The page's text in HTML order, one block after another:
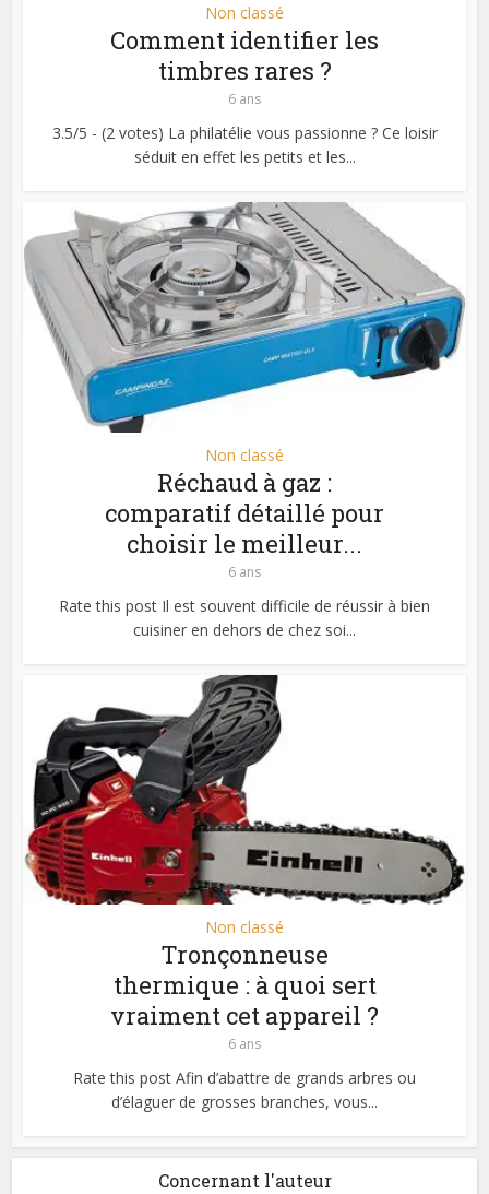
Non classé
Comment identifier les
timbres rares ?
6 ans
3.5/5 - (2 votes) La philatélie vous passionne ? Ce loisir
séduit en effet les petits et les...
Non classé
Réchaud à gaz :
comparatif détaillé pour
choisir le meilleur...
6 ans
Rate this post Il est souvent difficile de réussir à bien
cuisiner en dehors de chez soi...
Non classé
Tronçonneuse
thermique : à quoi sert
vraiment cet appareil ?
6 ans
Rate this post Afin d’abattre de grands arbres ou
d’élaguer de grosses branches, vous...
Concernant l'auteur